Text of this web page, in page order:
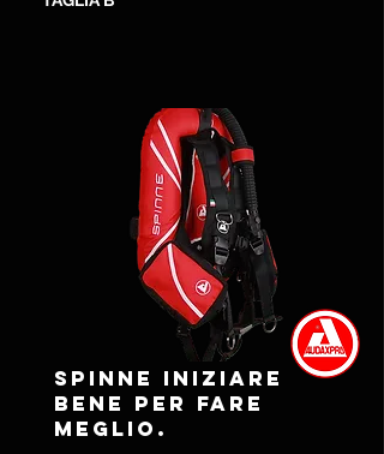
SPINNE Iniziare
bene per fare
meglio.